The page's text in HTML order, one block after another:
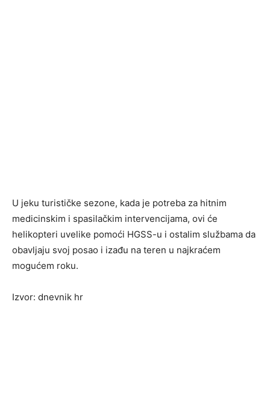
U jeku turističke sezone, kada je potreba za hitnim
medicinskim i spasilačkim intervencijama, ovi će
helikopteri uvelike pomoći HGSS-u i ostalim službama da
obavljaju svoj posao i izađu na teren u najkraćem
mogućem roku.
Izvor: dnevnik hr